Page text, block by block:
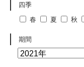
四季
春
夏 秋
期間